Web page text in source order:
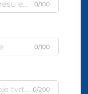
0/100
0/100
0/200